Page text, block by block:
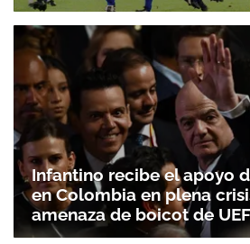
Infantino recibe el apoyo
en Colombia en plena
amenaza de boicot de